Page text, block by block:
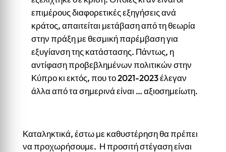
επιμέρους διαφορετικές εξηγήσεις ανά
κράτος, απαιτείται μετάβαση από τη θεωρία
στην πράξη με θεσμική παρέμβαση για
εξυγίανση της κατάστασης. Πάντως, η
αντίφαση προβεβλημένων πολιτικών στην
Κύπρο κι εκτός, που το 2021-2023 έλεγαν
άλλα από τα σημερινά είναι … αξιοσημείωτη.
Καταληκτικά, έστω με καθυστέρηση θα πρέπει
να προχωρήσουμε. Η προσιτή στέγαση είναι